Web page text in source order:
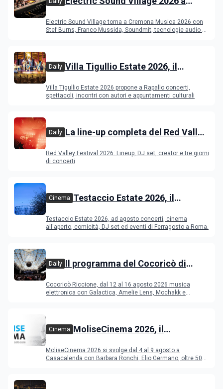
Young Band Contest, il programma
Electric Sound Village torna a Cremona Musica 2026 con
Stef Burns, Franco Mussida, Soundmit, tecnologie audio e
Daily Villa Tigullio Estate 2026, il
Villa Tigullio Estate 2026 propone a Rapallo concerti,
spettacoli, incontri con autori e appuntamenti culturali
Daily La line-up completa del Red Valley
Red Valley Festival 2026: Lineup, DJ set, creator e tre giorni
di concerti
Cinema Testaccio Estate 2026, il
Ferragosto
Testaccio Estate 2026, ad agosto concerti, cinema
all'aperto, comicità, DJ set ed eventi di Ferragosto a Roma.
Daily Il programma del Cocoricò di
Cocoricò Riccione, dal 12 al 16 agosto 2026 musica
elettronica con Galactica, Amelie Lens, Mochakk e
Cinema MoliseCinema 2026, il
MoliseCinema 2026 si svolge dal 4 al 9 agosto a
Casacalenda con Barbara Ronchi, Elio Germano, oltre 50